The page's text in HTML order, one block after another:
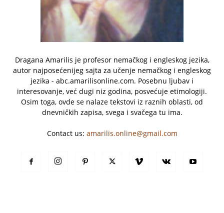
Dragana Amarilis je profesor nemačkog i engleskog jezika,
autor najposećenijeg sajta za učenje nemačkog i engleskog
jezika - abc.amarilisonline.com. Posebnu ljubav i
interesovanje, već dugi niz godina, posvećuje etimologiji.
Osim toga, ovde se nalaze tekstovi iz raznih oblasti, od
dnevničkih zapisa, svega i svačega tu ima.
Contact us: amarilis.online@gmail.com